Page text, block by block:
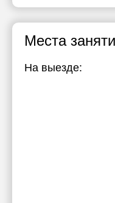
Места
На выезде: